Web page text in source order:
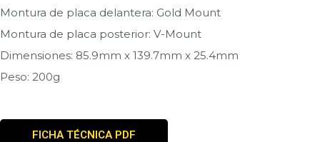
Montura de placa delantera: Gold Mount
Montura de placa posterior: V-Mount
Dimensiones: 85.9mm x 139.7mm x 25.4mm
Peso: 200g
FICHA TÉCNICA PDF